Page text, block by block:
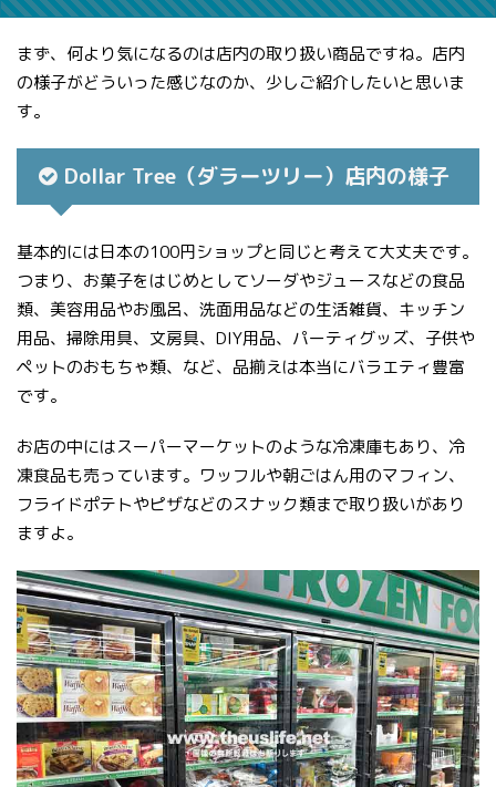
まず、何より気になるのは店内の取り扱い商品ですね。店内
の様子がどういった感じなのか、少しご紹介したいと思いま
す。
Dollar Tree（ダラーツリー）店内の様子
基本的には日本の100円ショップと同じと考えて大丈夫です。
つまり、お菓子をはじめとしてソーダやジュースなどの食品
類、美容用品やお風呂、洗面用品などの生活雑貨、キッチン
用品、掃除用具、文房具、DIY用品、パーティグッズ、子供や
ペットのおもちゃ類、など、品揃えは本当にバラエティ豊富
です。
お店の中にはスーパーマーケットのような冷凍庫もあり、冷
凍食品も売っています。ワッフルや朝ごはん用のマフィン、
フライドポテトやピザなどのスナック類まで取り扱いがあり
ますよ。